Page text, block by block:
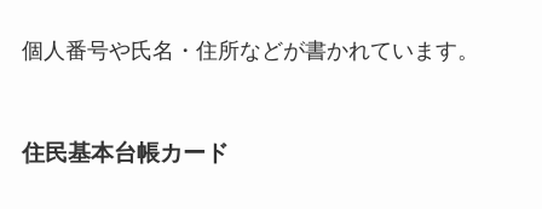
個人番号や氏名・住所などが書かれています。
住民基本台帳カード